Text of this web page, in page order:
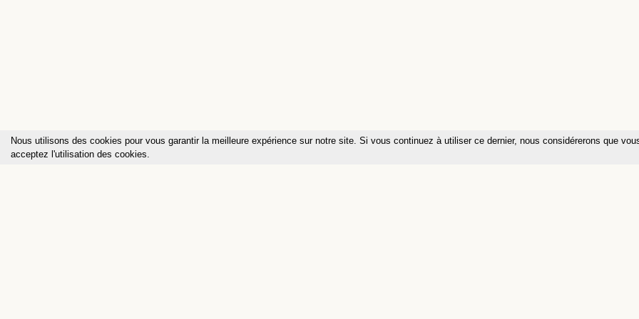
Nous utilisons des cookies pour vous garantir la meilleure expérience sur notre site. Si vous continuez à utiliser ce dernier, nous considérerons que
acceptez l'utilisation des cookies.